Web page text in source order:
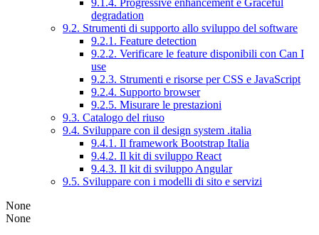
9.1.4. Progressive enhancement e Graceful
degradation
9.2. Strumenti di supporto allo sviluppo del software
9.2.1. Feature detection
9.2.2. Verificare le feature disponibili con Can I
use
9.2.3. Strumenti e risorse per CSS e JavaScript
9.2.4. Supporto browser
9.2.5. Misurare le prestazioni
9.3. Catalogo del riuso
9.4. Sviluppare con il design system .italia
9.4.1. Il framework Bootstrap Italia
9.4.2. Il kit di sviluppo React
9.4.3. Il kit di sviluppo Angular
9.5. Sviluppare con i modelli di sito e servizi
None
None